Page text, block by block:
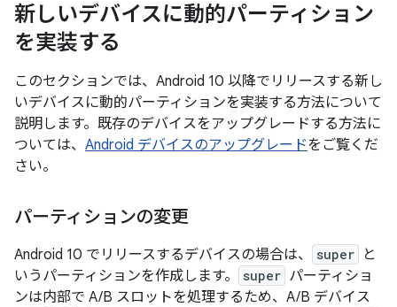
新しいデバイスに動的パーティション
を実装する
このセクションでは、Android 10 以降でリリースする新し
いデバイスに動的パーティションを実装する方法について
説明します。既存のデバイスをアップグレードする方法に
ついては、 Android デバイスのアップグレードをご覧くだ
さい。
パーティションの変更
Android 10 でリリースするデバイスの場合は、 super
と
いうパーティションを作成します。
super パーティショ
ンは内部で A/B スロットを処理するため、A/B デバイス